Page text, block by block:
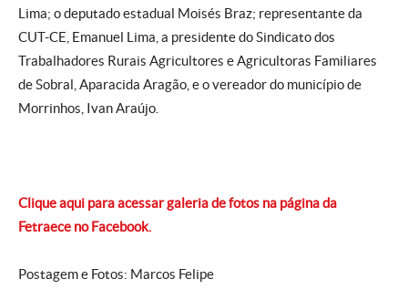
Lima; o deputado estadual Moisés Braz; representante da
CUT-CE, Emanuel Lima, a presidente do Sindicato dos
Trabalhadores Rurais Agricultores e Agricultoras Familiares
de Sobral, Aparacida Aragão, e o vereador do município de
Morrinhos, Ivan Araújo.
Clique aqui para acessar galeria de fotos na página da
Fetraece no Facebook.
Postagem e Fotos: Marcos Felipe